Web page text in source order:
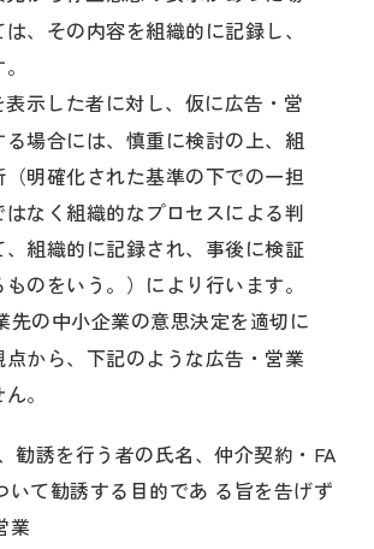
、その内容を組織的に記録し、
示した者に対し、仮に広告・営
る場合には、慎重に検討の上、組
明確化された基準の下での一担
はなく組織的なプロセスによる判
、組織的に記録され、事後に検証
のをいう。）により行います。
先の中小企業の意思決定を適切に
点から、下記のような広告・営業
。
勧誘を行う者の氏名、仲介契約・FA
いて勧誘する目的であ る旨を告げず
業